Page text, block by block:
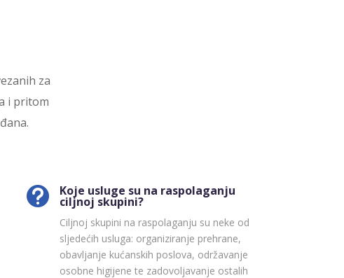
za
i pritom
 Koje usluge su na raspolaganju
ciljnoj skupini?
Ciljnoj skupini na raspolaganju su neke od
sljedećih usluga: organiziranje prehrane,
obavljanje kućanskih poslova, održavanje
osobne higijene te zadovoljavanje ostalih